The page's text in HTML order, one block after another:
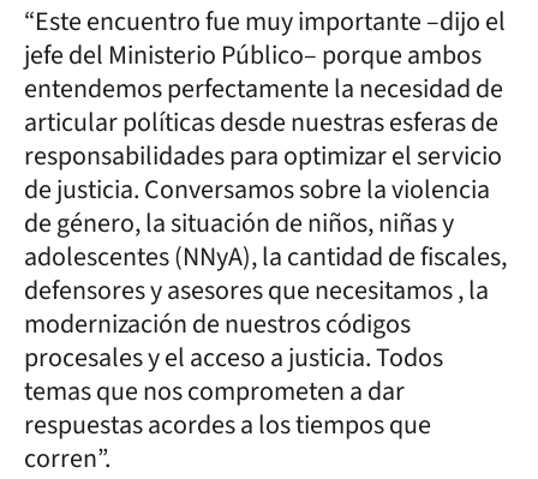
“Este encuentro fue muy importante –dijo el
jefe del Ministerio Público– porque ambos
entendemos perfectamente la necesidad de
articular políticas desde nuestras esferas de
responsabilidades para optimizar el servicio
de justicia. Conversamos sobre la violencia
de género, la situación de niños, niñas y
adolescentes (NNyA), la cantidad de fiscales,
defensores y asesores que necesitamos , la
modernización de nuestros códigos
procesales y el acceso a justicia. Todos
temas que nos comprometen a dar
respuestas acordes a los tiempos que
corren”.